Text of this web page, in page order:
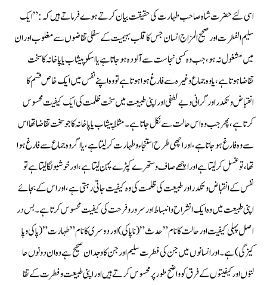
اسی لئے حضرت شاہ صاحب طہا رت کی حقیقت بیان کرتے ہوے فرما تے ہیں کہ:” ایک
سلیم الفطرت اور صحیح المزا ج انسان جس کا قلب بہیمیت کے سفلی تقاضوں سے مغلوب اور ان
میں مشغول نہ ہو ،جب وہ کسی نجا ست سے آلودہ ہوجا تا ہے یا اسکو پیشاب یا پا خا نہ کا سخت
تقاضا ہوتا ہے ،یا وہ جماع وغیرہ سے فارغ ہوا ہوتا ہے تو وہ اپنے نفس میں ایک خاص قسم کا
انقباض و تکدر اور گرانی و بے لطفی اور اپنی طبیعت میں سخت ظلمت کی ایک کیفیت محسوس
کرتا ہے ،پھر جب وہ اس حا لت سے نکل جاتا ہے ۔مثلا پیشاب یا پا خانہ کا جو سخت تقا ضا تھا اس
سے وہ فارغ ہوجاتا ہے ،اور اچھی طرح استنجاء و طہارت کر لیتا ہے ،یا اگر وہ جماع سے فارغ ہوا
تھا ،تو غسل کرلیتا ہے اور اچھے صاف وستھرے کپڑے پہن لیتاہے ،اور خوشبولگا لیتا ہے تو
نفس کے انقباض و تکدر اورطبیعت کی ظلمت کی وہ کیفیت جا تی رہتی ہے، اور اس کے بجا ئے
اپنی طبیعت میں وہ ایک انشراح وانبساط اور سرور وفرحت کی کیفیت محسوس کرتا ہے ۔بس در
اصل پہلی کیفیت اور حالت کا نام” حدث”(نا پا کی ) اور دوسری کا نام ”طہا رت ”(پا کی و پا
کیزگی )ہے ۔اور انسانو ں میں جن کی فطرت سلیم اور جن کا وجدان صحیح ہے وہ ان دونوں حا
لتوں اور کیفیتوں کے فرق کو واضح طور پر محسوس کرتے ہیں اور اپنی طبیعت و فطرت کے تقا